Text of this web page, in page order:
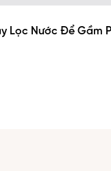
Lọc Nước Để Gầm